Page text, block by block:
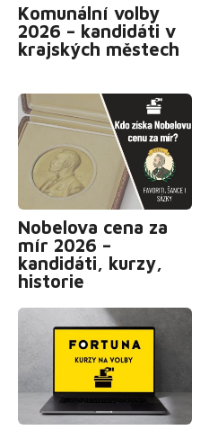
Komunální volby
2026 – kandidáti v
krajských městech
Nobelova cena za
mír 2026 –
kandidáti, kurzy,
historie